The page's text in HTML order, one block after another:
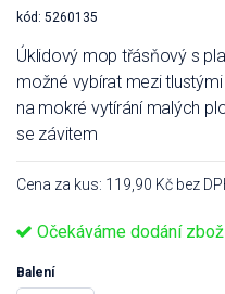
kód: 5260135
Úklidový mop třásňový s
možné vybírat mezi
na mokré vytírání malých
se závitem
Cena za kus: 119,90 Kč bez
Očekáváme dodání
Balení